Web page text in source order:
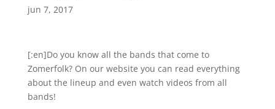
jun 7, 2017
[:en]Do you know all the bands that come to
Zomerfolk? On our website you can read everything
about the lineup and even watch videos from all
bands!